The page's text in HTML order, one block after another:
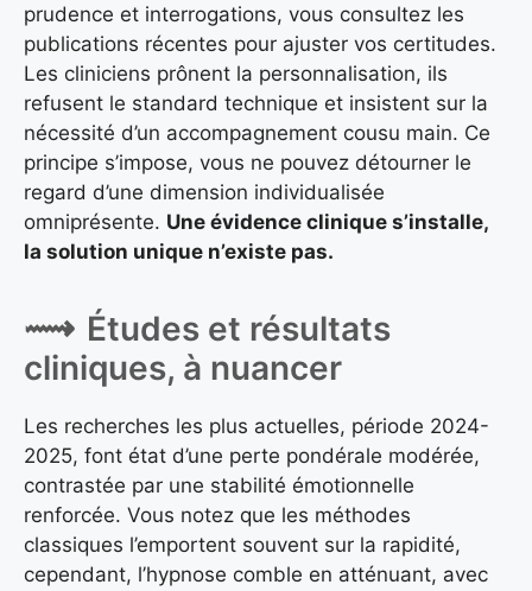
prudence et interrogations, vous consultez les
publications récentes pour ajuster vos certitudes.
Les cliniciens prônent la personnalisation, ils
refusent le standard technique et insistent sur la
nécessité d’un accompagnement cousu main. Ce
principe s’impose, vous ne pouvez détourner le
regard d’une dimension individualisée
omniprésente. Une évidence clinique s’installe,
la solution unique n’existe pas.
Études et résultats
cliniques, à nuancer
Les recherches les plus actuelles, période 2024-
2025, font état d’une perte pondérale modérée,
contrastée par une stabilité émotionnelle
renforcée. Vous notez que les méthodes
classiques l’emportent souvent sur la rapidité,
cependant, l’hypnose comble en atténuant, avec